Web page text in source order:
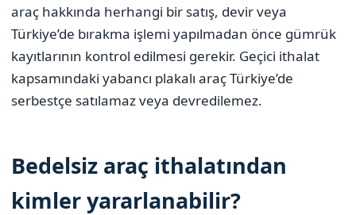
araç hakkında herhangi bir satış, devir veya
Türkiye’de bırakma işlemi yapılmadan önce gümrük
kayıtlarının kontrol edilmesi gerekir. Geçici ithalat
kapsamındaki yabancı plakalı araç Türkiye’de
serbestçe satılamaz veya devredilemez.
Bedelsiz araç ithalatından
kimler yararlanabilir?